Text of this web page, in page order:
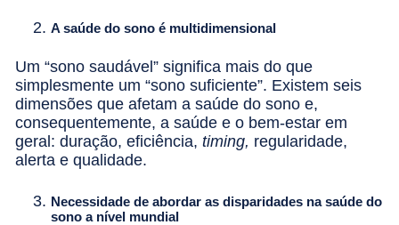
A saúde do sono é multidimensional
Um “sono saudável” significa mais do que
simplesmente um “sono suficiente”. Existem seis
dimensões que afetam a saúde do sono e,
consequentemente, a saúde e o bem-estar em
geral: duração, eficiência, timing, regularidade,
alerta e qualidade.
Necessidade de abordar as disparidades na saúde do
sono a nível mundial